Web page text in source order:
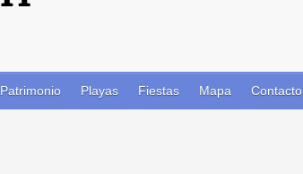
Patrimonio Playas Fiestas Mapa Contacto